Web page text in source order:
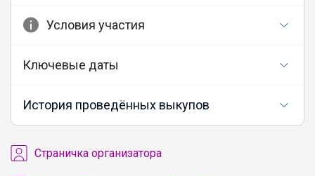
Условия участия
Ключевые даты
История проведённых выкупов
Cтраничка организатора